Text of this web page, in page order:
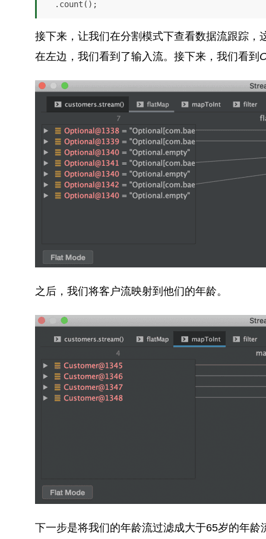
  .count();
接下来，让我们在分割模式下查看数据流跟踪
在左边，我们看到了输入流。接下来，我们看到
之后，我们将客户流映射到他们的年龄。
下一步是将我们的年龄流过滤成大于65岁的年龄